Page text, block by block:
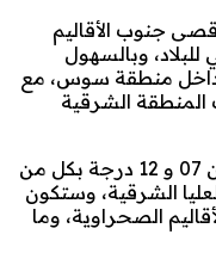
جنوب الأقاليم
وبالسهول
داخل منطقة سوس، مع
الشرقية
وستتراوح درجات الحرارة الدنيا ما بين 07 و 12 درجة بكل من
الشرقية، وستكون
الأقاليم الصحراوية، وما